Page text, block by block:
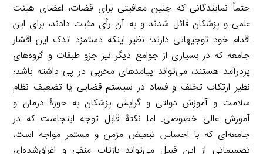
حتماً نمایندگانی که چنین معافیتی برای قضات، اعضای هیئت
علمی و پزشکان قائل شدند و به آن رأی مثبت دادند، برای این
اقدام خود توجیهاتی دارند؛ نظیر اینکه دستمزد اندک این اقشار
جامعه که در بسیاری از جوامع دیگر نیز جزو طبقات و گروه‌های
پردرآمد هستند، می‌تواند پیامدهای مخربی در پی داشته باشد؛
نظیر ارتکاب تخلف و فساد در سیستم قضایی یا تضعیف نظام
سلامت و آموزش دولتی و گرایش پزشکان به حوزۀ درمان و
آموزش عالی خصوصی. اما نکتۀ قابل توجه اینجاست که در
جامعه‌ای که با احساس تبعیض مزمن و مستمر مواجه است،